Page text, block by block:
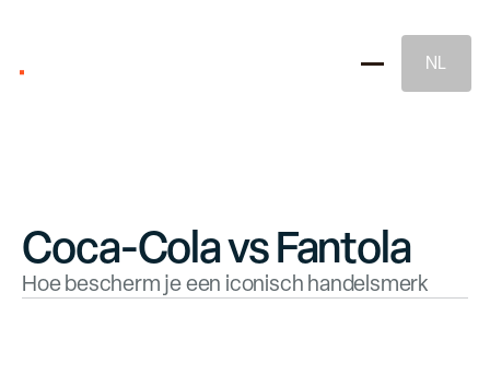
NL
Coca-Cola vs Fantola
Hoe bescherm je een iconisch handelsmerk